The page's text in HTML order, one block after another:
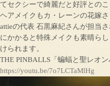
てセクシーで綺麗だと好評との
ヘアメイクもカ・レーンの花嫁
attieの代表 石黒麻紀さんが担当
にかかると特殊メイクも素晴ら
けられます。
THE PINBALLS「蝙蝠と聖レオ
https://youtu.be/7o7LCTaMlHg